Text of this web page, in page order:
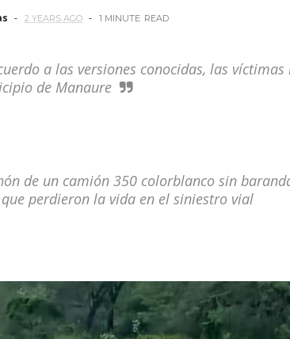
2 YEARS AGO 1 MINUTE READ
a las versiones conocidas, las
de Manaure
de un camión 350 colorblanco sin
perdieron la vida en el siniestro vial